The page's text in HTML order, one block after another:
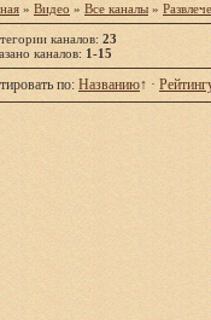
» Видео » Все каналы »
каналов: 23
каналов: 1-15
по: Названию↑ ·